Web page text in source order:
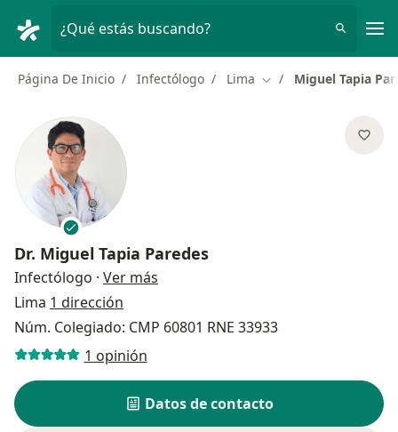
¿Qué estás buscando?
Página De Inicio Infectólogo Lima Cambiar de ciudad
Miguel Tapia
Dr. Miguel Tapia Paredes
Infectólogo · Ver más
Lima 1 dirección
Núm. Colegiado: CMP 60801 RNE 33933
1 opinión
Datos de contacto